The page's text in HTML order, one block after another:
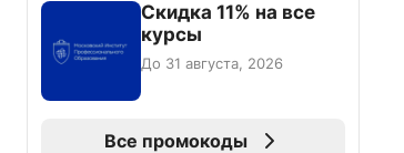
Скидка 11% на все
курсы
До 31 августа, 2026
Все промокоды